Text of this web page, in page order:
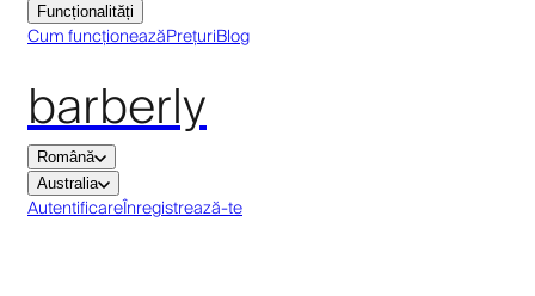
Funcționalități
Cum funcționeazăPrețuriBlog
barberly
Română
Australia
AutentificareÎnregistrează-te